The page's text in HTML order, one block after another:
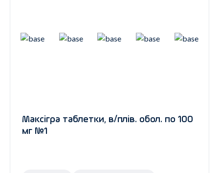
Максігра таблетки, в/плів. обол. по 100
мг №1